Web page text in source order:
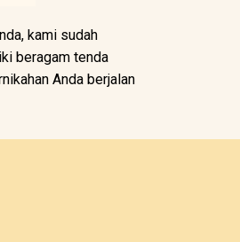
kami sudah
beragam tenda
Anda berjalan